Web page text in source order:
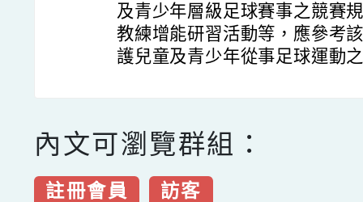
及青少年層級足球賽事之競賽
教練增能研習活動等，應參考
護兒童及青少年從事足球運動
內文可瀏覽群組：
註冊會員 訪客